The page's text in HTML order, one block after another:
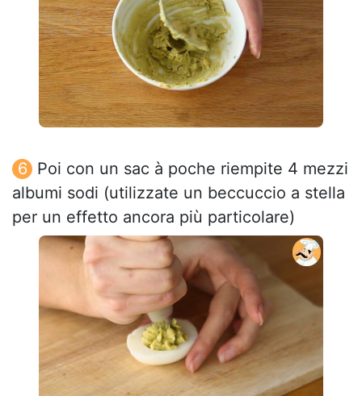
Poi con un sac à poche riempite 4 mezzi
albumi sodi (utilizzate un beccuccio a stella
per un effetto ancora più particolare)